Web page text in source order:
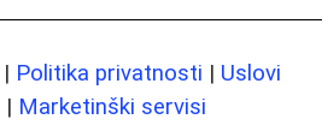
| Politika privatnosti | Uslovi
| Marketinški servisi